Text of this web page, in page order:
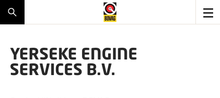
YERSEKE ENGINE
SERVICES B.V.